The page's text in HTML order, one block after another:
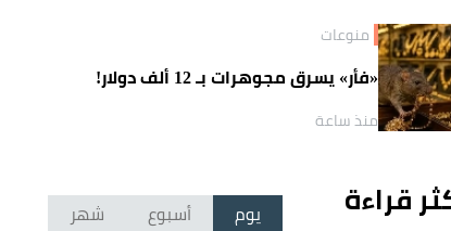
منوعات
«فأر» يسرق مجوهرات بـ 12 ألف دولار!
منذ ساعة
قراءة يوم أسبوع شهر